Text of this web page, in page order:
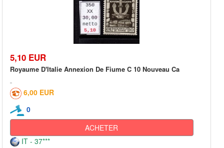
5,10 EUR
Royaume D'Italie Annexion De Fiume C 10 Nouveau Ca
6,00 EUR
0
ACHETER
IT - 37***